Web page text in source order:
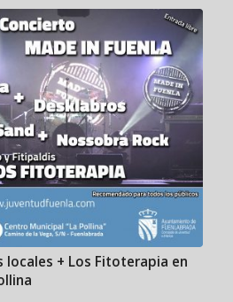
locales + Los Fitoterapia en